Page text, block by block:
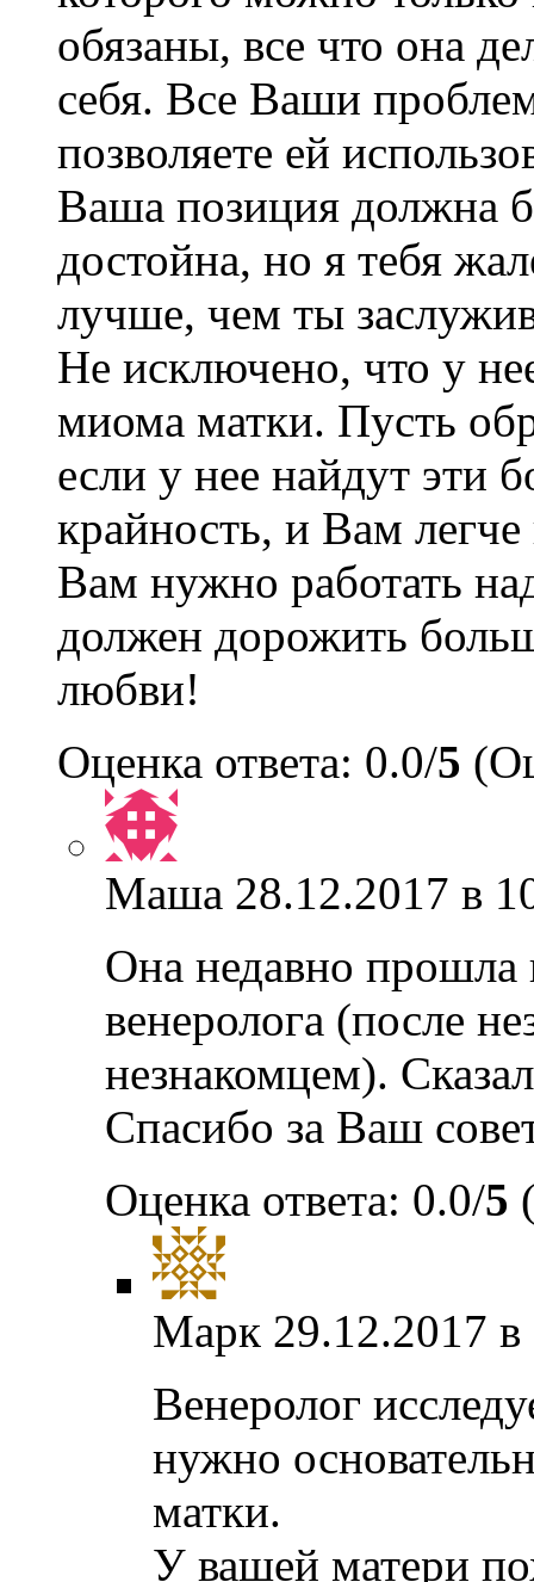
обязаны, все что она
себя. Все Ваши
позволяете ей
Ваша позиция должна
достойна, но я тебя
лучше, чем ты
Не исключено, что у
миома матки. Пусть
если у нее найдут эти
крайность, и Вам легче
Вам нужно работать
должен дорожить
любви!
Оценка ответа: 0.0/5
Маша 28.12.2017 в
Она недавно прошла
венеролога (после
незнакомцем).
Спасибо за Ваш
Оценка ответа: 0.0/5
Марк 29.12.2017
Венеролог
нужно
матки.
У вашей матери